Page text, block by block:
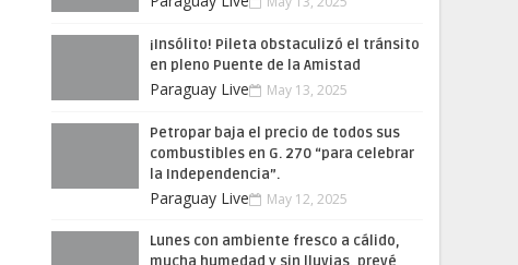
¡Insólito! Pileta obstaculizó el tránsito
en pleno Puente de la Amistad
Paraguay Live May 13, 2025
Petropar baja el precio de todos sus
combustibles en G. 270 “para celebrar
la Independencia”.
Paraguay Live May 12, 2025
Lunes con ambiente fresco a cálido,